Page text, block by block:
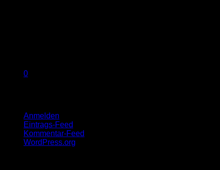
0
Anmelden
Eintrags-Feed
Kommentar-Feed
WordPress.org